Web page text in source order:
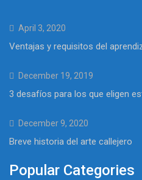
April 3, 2020
Ventajas y requisitos del
December 19, 2019
3 desafíos para los que eligen
December 9, 2020
Breve historia del arte callejero
Popular Categories